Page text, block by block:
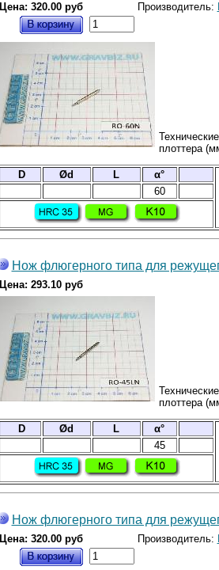
Цена: 320.00 руб Производитель:
плоттера
D Ød L
α°
60
Нож флюгерного типа для
Цена: 293.10 руб
плоттера
D Ød L
α°
45
Нож флюгерного типа для
Цена: 320.00 руб Производитель: